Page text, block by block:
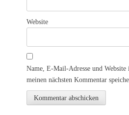
Website
Name, E-Mail-Adresse und
meinen nächsten Kommentar